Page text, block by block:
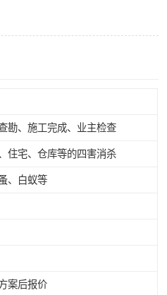
勘、施工完成、业主检查
住宅、仓库等的四害消杀
、白蚁等
案后报价